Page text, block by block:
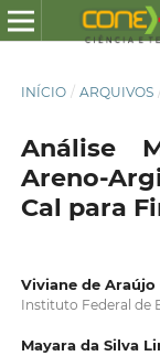
INÍCIO / ARQUIVOS
Análise
Areno-
Cal para
Viviane de Araújo
Instituto Federal de
Mayara da Silva